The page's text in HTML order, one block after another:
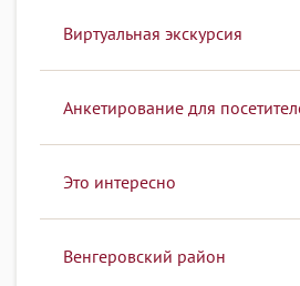
Виртуальная экскурсия
Анкетирование для
Это интересно
Венгеровский район